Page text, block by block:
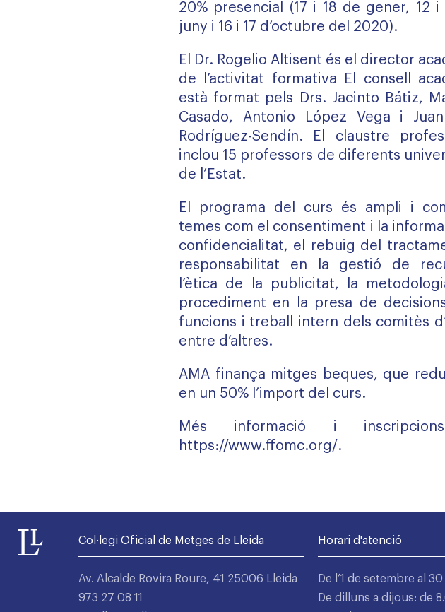
20% presencial (17 i 18 de gener, 12 i
juny i 16 i 17 d’octubre del 2020).
El Dr. Rogelio Altisent és el director
de l’activitat formativa El consell
està format pels Drs. Jacinto Bátiz,
Casado, Antonio López Vega i
Rodríguez-Sendín. El claustre
inclou 15 professors de diferents
de l’Estat.
El programa del curs és ampli i
temes com el consentiment i la
confidencialitat, el rebuig del
responsabilitat en la gestió de
l’ètica de la publicitat, la
procediment en la presa de
funcions i treball intern dels comitès
entre d’altres.
AMA finança mitges beques, que
en un 50% l’import del curs.
Més informació i
https://www.ffomc.org/.
Col·legi Oficial de Metges de Lleida
Av. Alcalde Rovira Roure, 41 25006 Lleida
973 27 08 11
Horari d'atenció
De l’1 de setembre al
De dilluns a dijous: de